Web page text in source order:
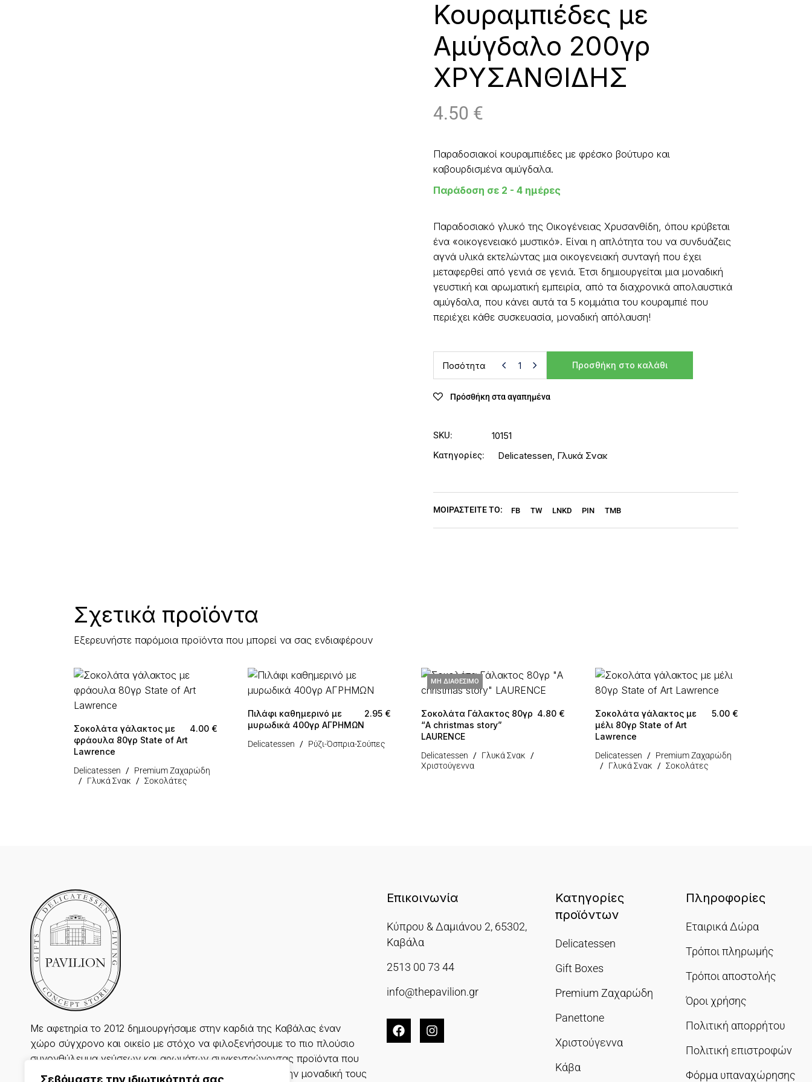
Σεβόμαστε την ιδιωτικότητά σας
Κουραμπιέδες με
Αμύγδαλο 200γρ
ΧΡΥΣΑΝΘΙΔΗΣ
4.50 €
Παραδοσιακοί κουραμπιέδες με φρέσκο βούτυρο και
καβουρδισμένα αμύγδαλα.
Παράδοση σε 2 - 4 ημέρες
Παραδοσιακό γλυκό της Οικογένειας Χρυσανθίδη, όπου κρύβεται
ένα «οικογενειακό μυστικό». Είναι η απλότητα του να συνδυάζεις
αγνά υλικά εκτελώντας μια οικογενειακή συνταγή που έχει
μεταφερθεί από γενιά σε γενιά. Έτσι δημιουργείται μια μοναδική
γευστική και αρωματική εμπειρία, από τα διαχρονικά απολαυστικά
αμύγδαλα, που κάνει αυτά τα 5 κομμάτια του κουραμπιέ που
περιέχει κάθε συσκευασία, μοναδική απόλαυση!
Ποσότητα Προσθήκη στο καλάθι
Πρόσθήκη στα αγαπημένα
SKU: 10151
Κατηγορίες: Delicatessen, Γλυκά Σνακ
ΜΟΙΡΑΣΤΕΙΤΕ ΤΟ: FB TW LNKD PIN TMB
Σχετικά προϊόντα
Εξερευνήστε παρόμοια προϊόντα που μπορεί να σας ενδιαφέρουν
Σοκολάτα γάλακτος με
φράουλα 80γρ State of Art
Lawrence
4.00 €
Delicatessen
Premium Ζαχαρώδη
Γλυκά Σνακ
Σοκολάτες
Πιλάφι καθημερινό με
μυρωδικά 400γρ ΑΓΡΗΜΩΝ
2.95 €
Delicatessen Ρύζι-Όσπρια-Σούπες
ΜΗ ΔΙΑΘΕΣΙΜΟ
Σοκολάτα Γάλακτος 80γρ
“A christmas story”
LAURENCE
4.80 €
Delicatessen
Γλυκά Σνακ
Χριστούγεννα
Σοκολάτα γάλακτος με
μέλι 80γρ State of Art
Lawrence
5.00 €
Delicatessen
Premium Ζαχαρώδη
Γλυκά Σνακ
Σοκολάτες
Με αφετηρία το 2012 δημιουργήσαμε στην καρδιά της Καβάλας έναν
χώρο σύγχρονο και οικείο με στόχο να φιλοξενήσουμε το πιο πλούσιο
συνονθύλευμα γεύσεων και αρωμάτων συγκεντρώνοντας προϊόντα που
διακρίνονται για την υψηλή ποιότητα, την αισθητική και την μοναδική τους
Επικοινωνία
Κύπρου & Δαμιάνου 2, 65302,
Καβάλα
2513 00 73 44
info@thepavilion.gr
Κατηγορίες
προϊόντων
Delicatessen
Gift Boxes
Premium Ζαχαρώδη
Panettone
Χριστούγεννα
Κάβα
Πληροφορίες
Εταιρικά Δώρα
Τρόποι πληρωμής
Τρόποι αποστολής
Όροι χρήσης
Πολιτική απορρήτου
Πολιτική επιστροφών
Φόρμα υπαναχώρησης